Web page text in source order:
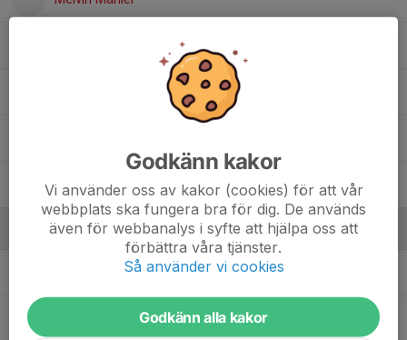
Theo Nordén
Ledare
Alejandro DinamarcaAssisterande tränare
David Avila AbaloHuvudtränare
Godkänn kakor
Vi använder oss av kakor (cookies) för att vår
webbplats ska fungera bra för dig. De används
även för webbanalys i syfte att hjälpa oss att
förbättra våra tjänster.
Så använder vi cookies
Godkänn alla kakor